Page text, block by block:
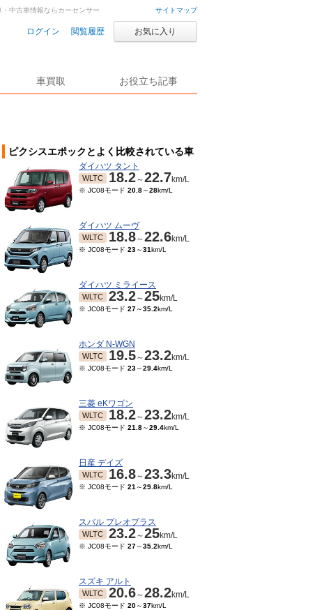
サイトマップ
ログイン 閲覧履歴 お気に入り
車買取 お役立ち記事
中古車情報ならカーセンサー
ピクシスエポックとよく比較されている車
ダイハツ タント
WLTC 18.2～22.7km/L
※ JC08モード 20.8～28km/L
ダイハツ ムーヴ
WLTC 18.8～22.6km/L
※ JC08モード 23～31km/L
ダイハツ ミライース
WLTC 23.2～25km/L
※ JC08モード 27～35.2km/L
ホンダ N-WGN
WLTC 19.5～23.2km/L
※ JC08モード 23～29.4km/L
三菱 eKワゴン
WLTC 18.2～23.2km/L
※ JC08モード 21.8～29.4km/L
日産 デイズ
WLTC 16.8～23.3km/L
※ JC08モード 21 ～29.8km/L
スバル プレオプラス
WLTC 23.2～25km/L
※ JC08モード 27～35.2km/L
スズキ アルト
WLTC 20.6～28.2km/L
※ JC08モード 20～37km/L